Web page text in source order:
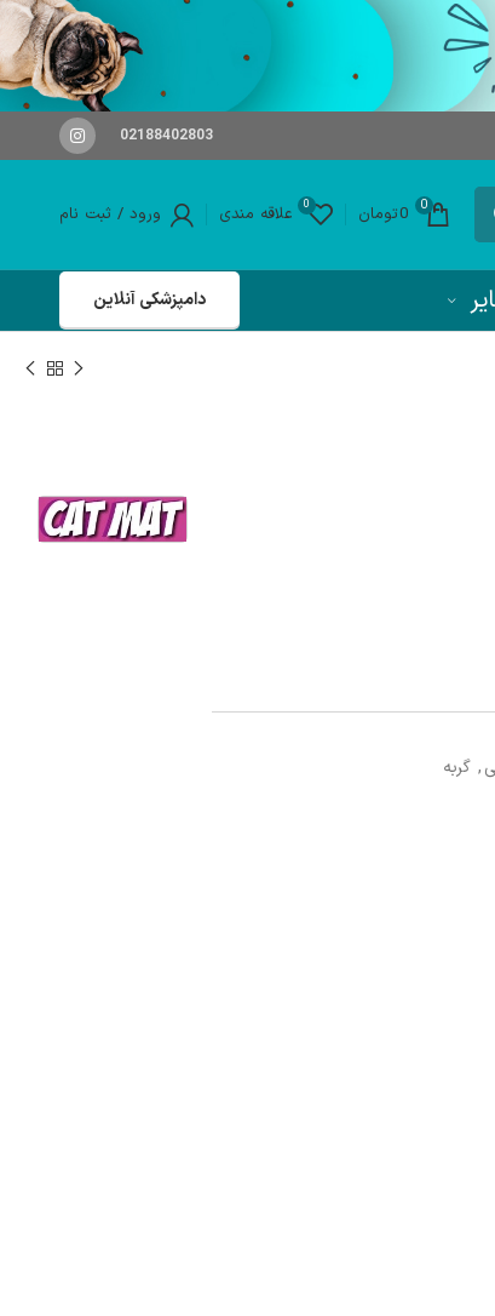
02188402803
0
0تومان 0 علاقه مندی ورود / ثبت نام
دامپزشکی آنلاین
, گربه